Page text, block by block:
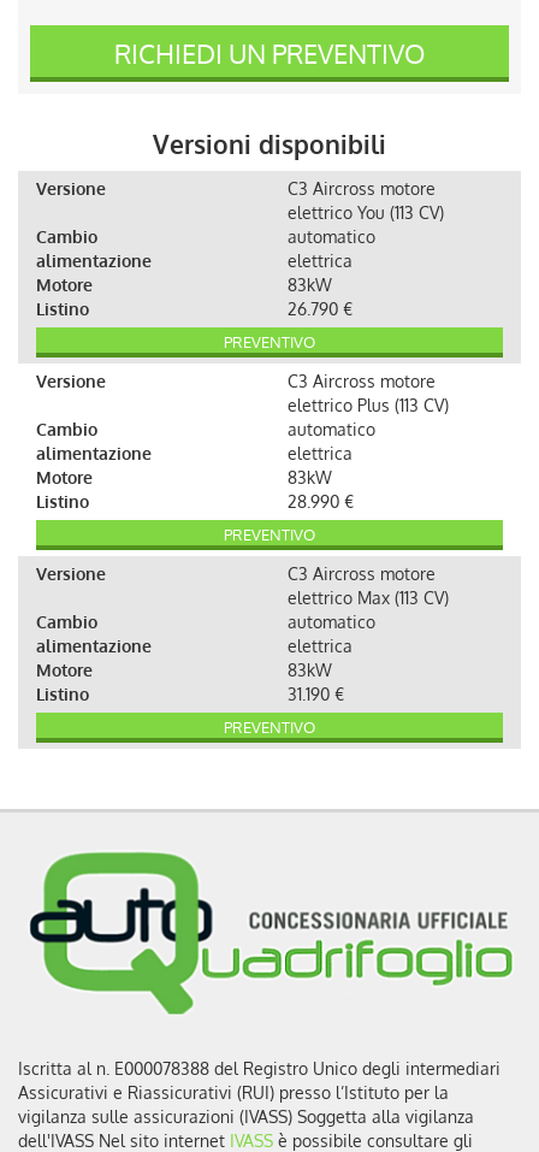
RICHIEDI UN PREVENTIVO
Versioni disponibili
Versione
C3 Aircross motore
elettrico You (113 CV)
Cambio
automatico
alimentazione
elettrica
Motore
83kW
Listino
26.790 €
PREVENTIVO
Versione
C3 Aircross motore
elettrico Plus (113 CV)
Cambio
automatico
alimentazione
elettrica
Motore
83kW
Listino
28.990 €
PREVENTIVO
Versione
C3 Aircross motore
elettrico Max (113 CV)
Cambio
automatico
alimentazione
elettrica
Motore
83kW
Listino
31.190 €
PREVENTIVO
Iscritta al n. E000078388 del Registro Unico degli intermediari
Assicurativi e Riassicurativi (RUI) presso l’Istituto per la
vigilanza sulle assicurazioni (IVASS) Soggetta alla vigilanza
dell'IVASS Nel sito internet IVASS è possibile consultare gli